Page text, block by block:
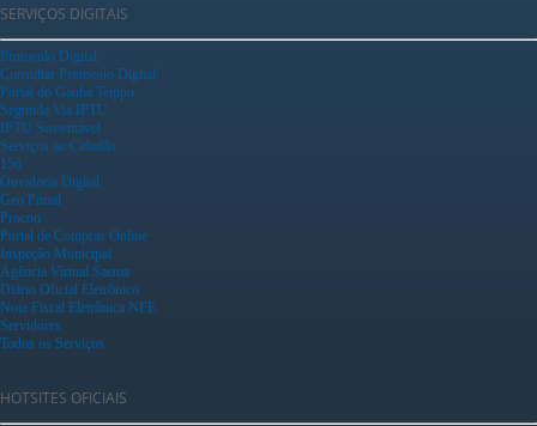
SERVIÇOS DIGITAIS
Protocolo Digital
Consultar Protocolo Digital
Portal do Ganha Tempo
Segunda Via IPTU
IPTU Sustentável
Serviços ao Cidadão
156
Ouvidoria Digital
Geo Portal
Procon
Portal de Compras Online
Inspeção Municipal
Agência Virtual Saema
Diário Oficial Eletrônico
Nota Fiscal Eletrônica NFE
Servidores
Todos os Serviços
HOTSITES OFICIAIS